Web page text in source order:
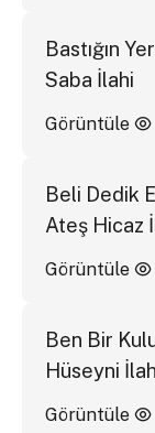
Bastığın
Saba İlahi
Görüntüle
Beli Dedik
Ateş Hicaz
Görüntüle
Ben Bir
Hüseyni
Görüntüle